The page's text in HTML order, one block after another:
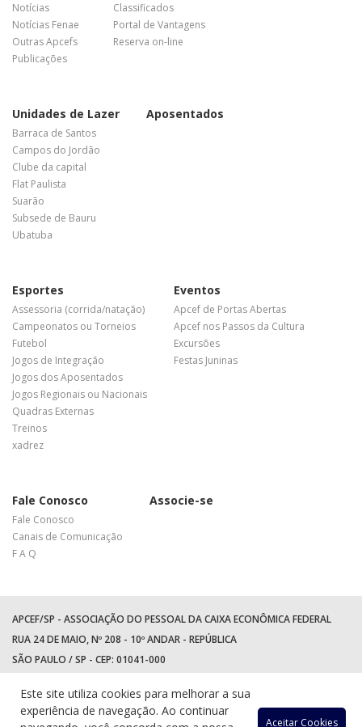
Notícias
Notícias Fenae
Outras Apcefs
Publicações
Classificados
Portal de Vantagens
Reserva on-line
Unidades de Lazer
Barraca de Santos
Campos do Jordão
Clube da capital
Flat Paulista
Suarão
Subsede de Bauru
Ubatuba
Aposentados
Esportes
Assessoria (corrida/natação)
Campeonatos ou Torneios
Futebol
Jogos de Integração
Jogos dos Aposentados
Jogos Regionais ou Nacionais
Quadras Externas
Treinos
xadrez
Eventos
Apcef de Portas Abertas
Apcef nos Passos da Cultura
Excursões
Festas Juninas
Fale Conosco
Fale Conosco
Canais de Comunicação
F A Q
Associe-se
APCEF/SP - ASSOCIAÇÃO DO PESSOAL DA CAIXA ECONÔMICA FEDERAL
RUA 24 DE MAIO, Nº 208 - 10º ANDAR - REPÚBLICA
SÃO PAULO / SP - CEP: 01041-000
WhatsApp: (11) 94597-5758
Este site utiliza cookies para melhorar a sua
experiência de navegação. Ao continuar
Aceitar Cookies